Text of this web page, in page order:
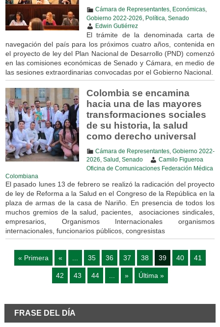
Cámara de Representantes, Económicas,
Gobierno 2022-2026
Política Senado
Edwin Gutiérrez
El trámite de la denominada carta de
navegación del país para los próximos cuatro años, contenida en
el proyecto de ley del Plan Nacional de Desarrollo (PND) comenzó
en las comisiones económicas de Senado y Cámara, en medio de
las sesiones extraordinarias convocadas por el Gobierno Nacional.
Colombia se encamina
hacia una de las mayores
transformaciones sociales
de su historia, la salud
como derecho universal
Cámara de Representantes, Gobierno 2022-
2026, Salud , Senado
Camilo Figueroa
Oficina de Comunicaciones Federación Médica
Colombiana
El pasado lunes 13 de febrero se realizó la radicación del proyecto
de ley de Reforma a la Salud en el Congreso de la República en la
plaza de armas de la casa de Nariño. En presencia de todos los
muchos gremios de la salud, pacientes, asociaciones sindicales,
empresarios, Organismos Internacionales organismos
internacionales, funcionarios públicos, congresistas
« Primera « ... 35 36 37 38 39 40 41
42 43 44 ... » Última »
FRASE DEL DÍA